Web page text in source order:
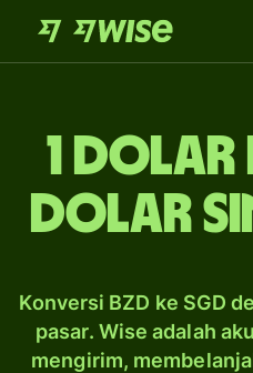
1 dolar
dolar
Konversi BZD ke SGD
pasar. Wise adalah
mengirim,